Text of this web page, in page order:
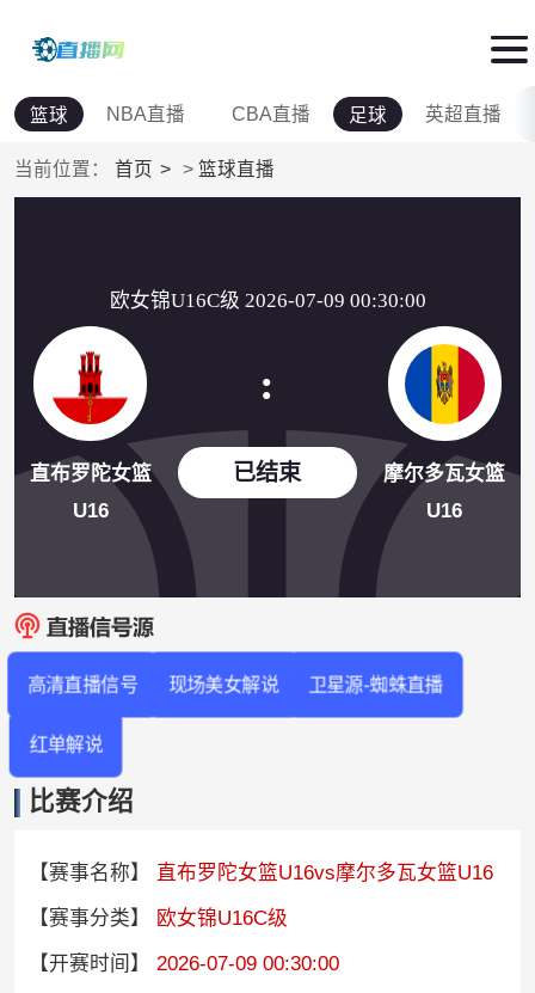
篮球 NBA直播 CBA直播 足球 英超直播
当前位置： 首页 > 篮球直播
欧女锦U16C级 2026-07-09 00:30:00
直布罗陀女篮
U16
:
已结束
摩尔多瓦女篮
U16
高清直播信号 现场美女解说 卫星源-蜘蛛直播
红单解说
比赛介绍
【赛事名称】
直布罗陀女篮U16vs摩尔多瓦女篮U16
【赛事分类】
欧女锦U16C级
【开赛时间】
2026-07-09 00:30:00